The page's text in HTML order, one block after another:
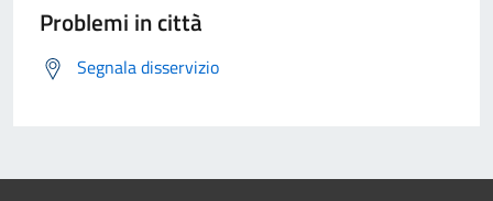
Problemi in città
Segnala disservizio